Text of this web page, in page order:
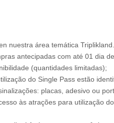
nuestra área temática Triplikland.
antecipadas com até 01 dia de
(quantidades limitadas);
do Single Pass estão
placas, adesivo ou
às atrações para utilização do